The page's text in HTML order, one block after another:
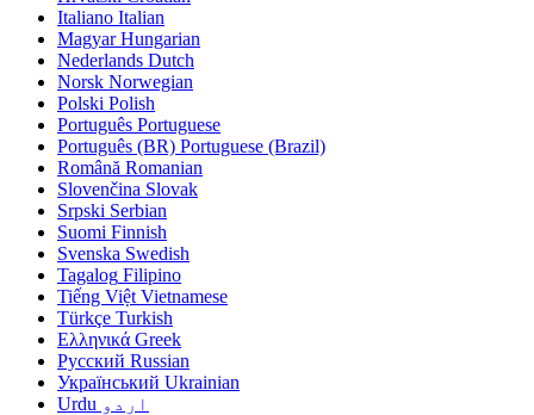
Italiano Italian
Magyar Hungarian
Nederlands Dutch
Norsk Norwegian
Polski Polish
Português Portuguese
Português (BR) Portuguese (Brazil)
Română Romanian
Slovenčina Slovak
Srpski Serbian
Suomi Finnish
Svenska Swedish
Tagalog Filipino
Tiếng Việt Vietnamese
Türkçe Turkish
Ελληνικά Greek
Русский Russian
Український Ukrainian
اردو Urdu